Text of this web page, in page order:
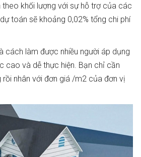
khối lượng với sự hỗ trợ của các
toán sẽ khoảng 0,02% tổng chi phí
cách làm được nhiều người áp dụng
cao và dễ thực hiện. Bạn chỉ cần
nhân với đơn giá /m2 của đơn vị